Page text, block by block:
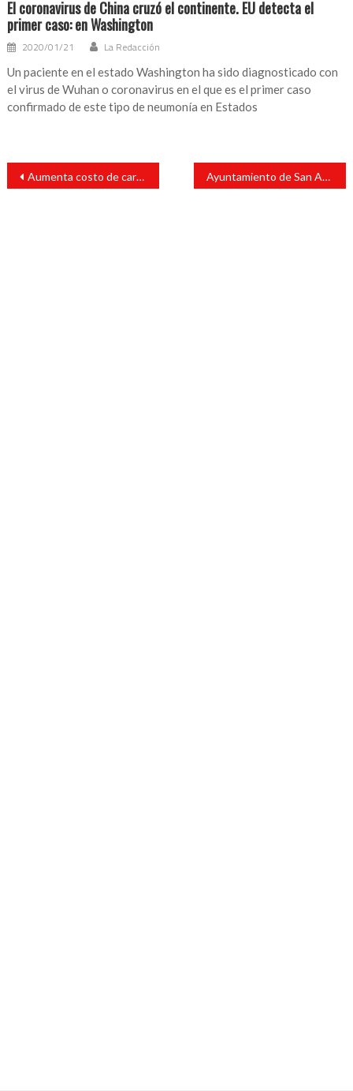
El coronavirus de China cruzó el continente. EU detecta el
primer caso: en Washington
2020/01/21 La Redacción
Un paciente en el estado Washington ha sido diagnosticado con
el virus de Wuhan o coronavirus en el que es el primer caso
confirmado de este tipo de neumonía en Estados
Navegación
entradas
Aumenta costo de carne de res en San Andrés Tuxtla Ayuntamiento de San Andrés Tuxtla, exhorta a comercios y bancos a reforzar medidas de salud